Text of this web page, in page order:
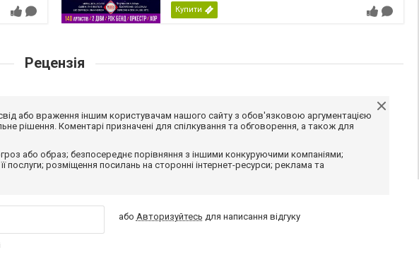
Купити
Рецензія
або враження іншим користувачам нашого сайту з обов'язковою аргументацією
рішення. Коментарі призначені для спілкування та обговорення, а також для
або образ; безпосереднє порівняння з іншими конкуруючими компаніями;
послуги; розміщення посилань на сторонні інтернет-ресурси; реклама та
або Авторизуйтесь для написання відгуку